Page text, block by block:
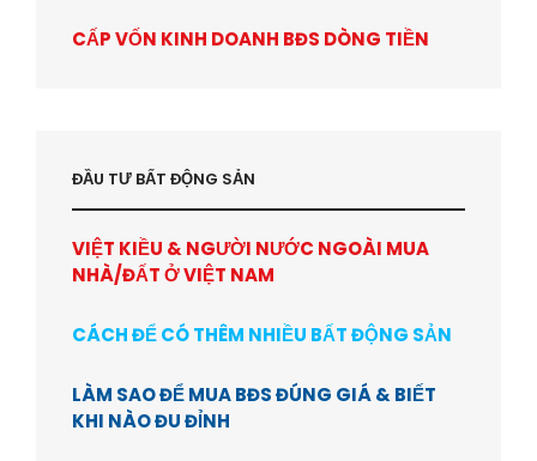
CẤP VỐN KINH DOANH BĐS DÒNG TIỀN
ĐẦU TƯ BẤT ĐỘNG SẢN
VIỆT KIỀU & NGƯỜI NƯỚC NGOÀI MUA
NHÀ/ĐẤT Ở VIỆT NAM
CÁCH ĐỂ CÓ THÊM NHIỀU BẤT ĐỘNG SẢN
LÀM SAO ĐỂ MUA BĐS ĐÚNG GIÁ & BIẾT
KHI NÀO ĐU ĐỈNH